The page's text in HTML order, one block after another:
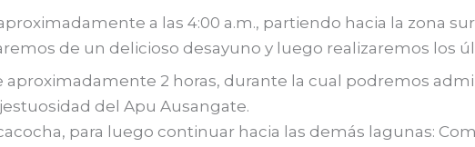
a las 4:00 a.m., partiendo hacia la zona
de un delicioso desayuno y luego realizaremos los
aproximadamente 2 horas, durante la cual podremos
del Apu Ausangate.
para luego continuar hacia las demás lagunas: